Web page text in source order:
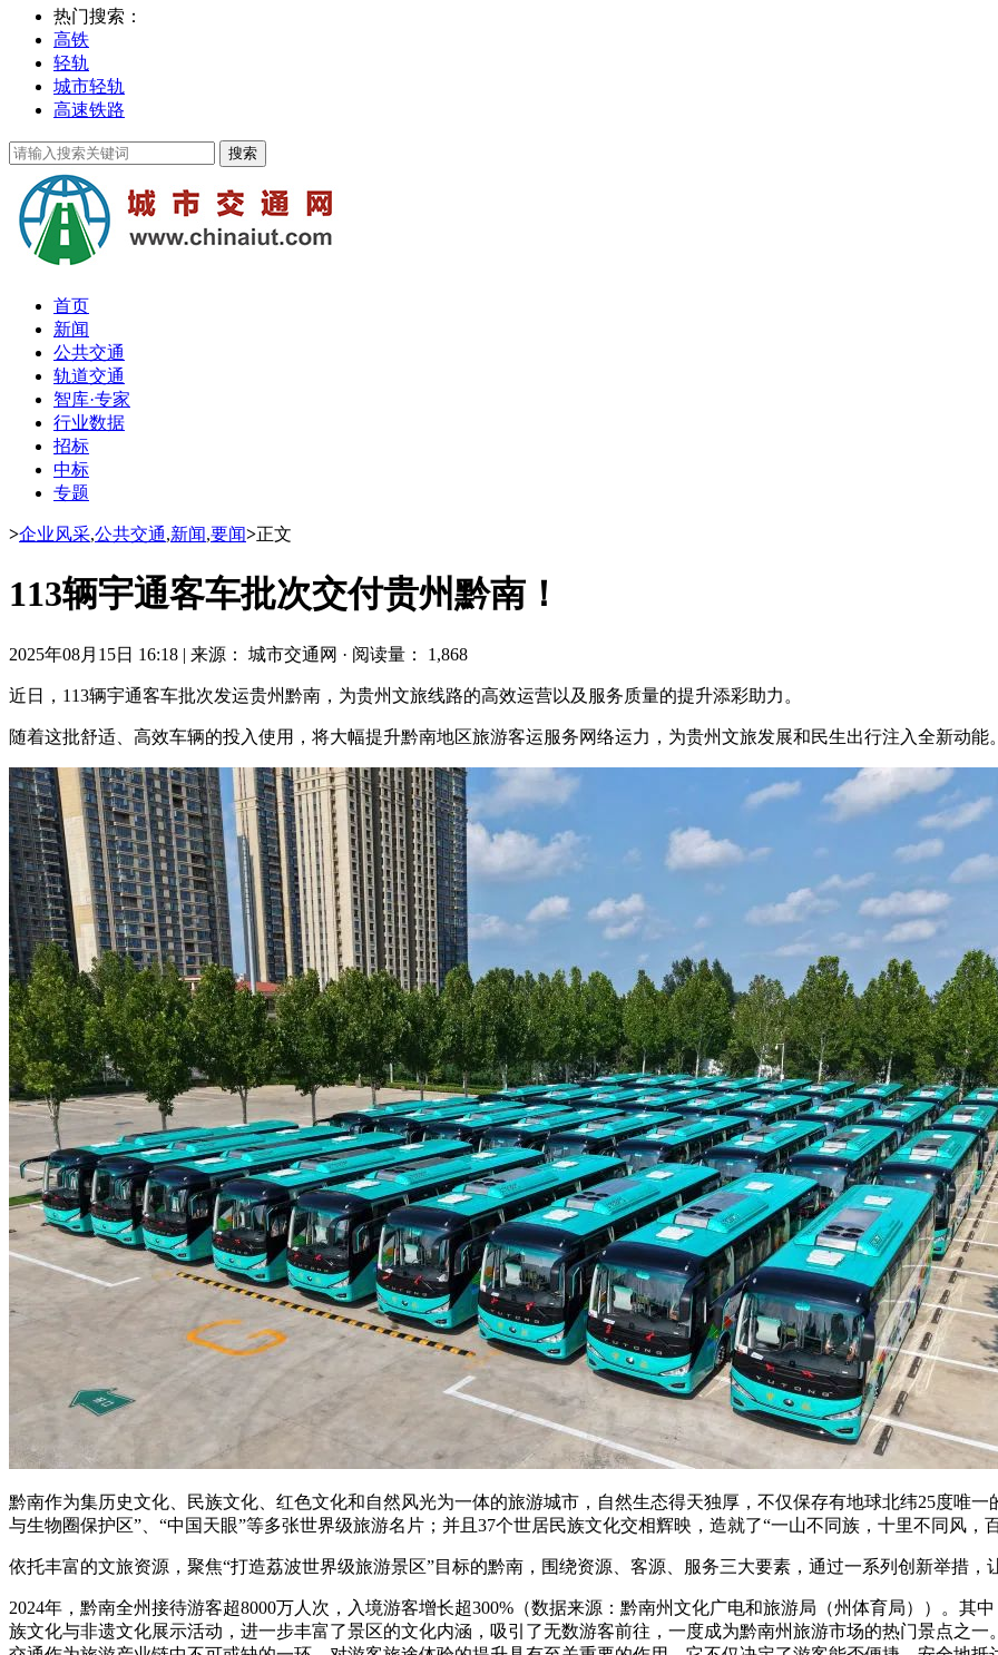
热门搜索：
高铁
轻轨
城市轻轨
高速铁路
首页
新闻
公共交通
轨道交通
智库·专家
行业数据
招标
中标
专题
>企业风采,公共交通,新闻,要闻>正文
113辆宇通客车批次交付贵州黔南！
2025年08月15日 16:18 | 来源： 城市交通网 · 阅读量： 1,868
近日，113辆宇通客车批次发运贵州黔南，为贵州文旅线路的高效运营以及服务质量的提升添彩助力。
随着这批舒适、高效车辆的投入使用，将大幅提升黔南地区旅游客运服务网络运力，为贵州文旅发展和民生出行注入全新动能
黔南作为集历史文化、民族文化、红色文化和自然风光为一体的旅游城市，自然生态得天独厚，不仅保存有地球北纬25度唯
与生物圈保护区”、“中国天眼”等多张世界级旅游名片；并且37个世居民族文化交相辉映，造就了“一山不同族，十里不同风，
依托丰富的文旅资源，聚焦“打造荔波世界级旅游景区”目标的黔南，围绕资源、客源、服务三大要素，通过一系列创新举措，
2024年，黔南全州接待游客超8000万人次，入境游客增长超300%（数据来源：黔南州文化广电和旅游局（州体育局））。其
族文化与非遗文化展示活动，进一步丰富了景区的文化内涵，吸引了无数游客前往，一度成为黔南州旅游市场的热门景点之一